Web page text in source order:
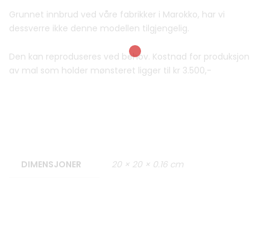
Grunnet innbrud ved våre fabrikker i Marokko, har vi
dessverre ikke denne modellen tilgjengelig.
Den kan reproduseres ved behov. Kostnad for produksjon
av mal som holder mønsteret ligger til kr 3.500,-
DIMENSJONER 20 × 20 × 0.16 cm